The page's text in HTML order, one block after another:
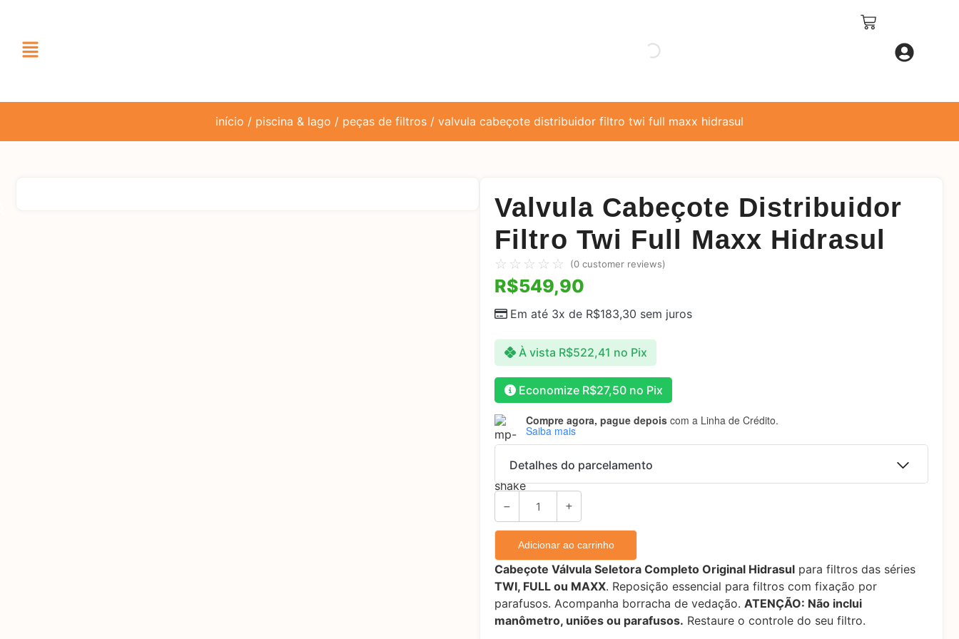
início / piscina & lago / peças de filtros / valvula cabeçote distribuidor filtro twi full maxx hidrasul
Valvula Cabeçote Distribuidor
Filtro Twi Full Maxx Hidrasul
☆ ☆ ☆ ☆ ☆ (0 customer reviews)
R$549,90
Em até 3x de R$183,30 sem juros
À vista R$522,41 no Pix
Economize R$27,50no Pix
Compre agora, pague depois com a Linha de Crédito.
Saiba mais
Detalhes do parcelamento
Parcelas:
2x deR$274,95
3x de R$183,30sem juros R$549,90
4x deR$144,42com juros R$577,68
Adicionar ao carrinho
Cabeçote Válvula Seletora Completo Original Hidrasul para filtros das séries
TWI, FULL ou MAXX. Reposição essencial para filtros com fixação por
parafusos. Acompanha borracha de vedação. ATENÇÃO: Não inclui
manômetro, uniões ou parafusos. Restaure o controle do seu filtro.